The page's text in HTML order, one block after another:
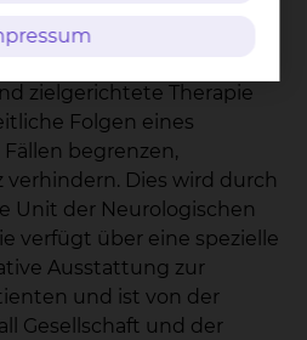
absterben, mit zum
Betroffenen. Aus diesem
extrem wichtig. Eine
zielgerichtete Therapie
Folgen eines
begrenzen,
verhindern. Dies wird durch
Unit der Neurologischen
verfügt über eine spezielle
Ausstattung zur
und ist von der
Gesellschaft und der